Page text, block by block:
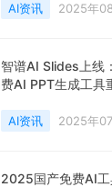
AI资讯 2025年
智谱AI Slides上线
费AI PPT生成工具
AI资讯 2025年
2025国产免费AI